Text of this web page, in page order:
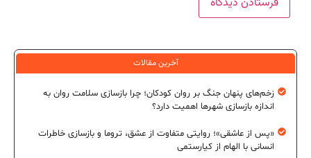
آخرین مقالات
زخم‌های پنهان جنگ بر روان کودکان؛ چرا بازسازی سلامت روان به
اندازه بازسازی شهرها اهمیت دارد؟
«پس از عاشقی»؛ روایتی متفاوت از عشق، تروما و بازسازی خاطرات
انسانی با الهام از کیارستمی